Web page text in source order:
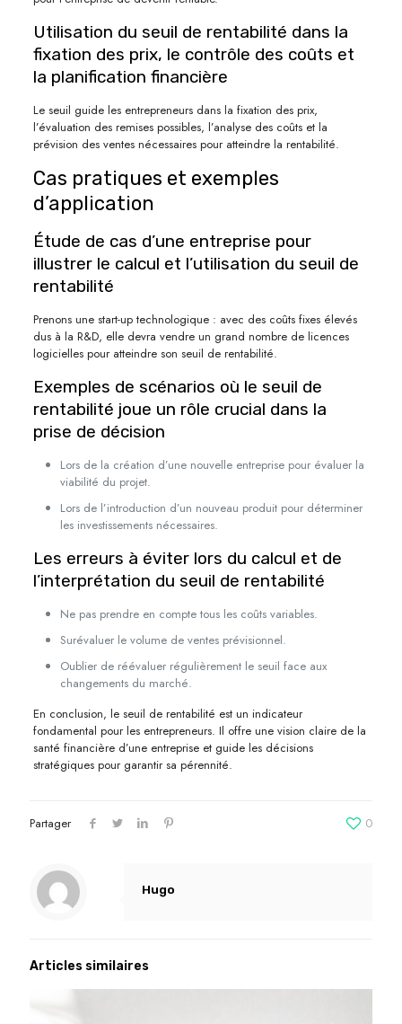
Utilisation du seuil de rentabilité dans la
fixation des prix, le contrôle des coûts et
la planification financière
Le seuil guide les entrepreneurs dans la fixation des prix,
l’évaluation des remises possibles, l’analyse des coûts et la
prévision des ventes nécessaires pour atteindre la rentabilité.
Cas pratiques et exemples
d’application
Étude de cas d’une entreprise pour
illustrer le calcul et l’utilisation du seuil de
rentabilité
Prenons une start-up technologique : avec des coûts fixes élevés
dus à la R&D, elle devra vendre un grand nombre de licences
logicielles pour atteindre son seuil de rentabilité.
Exemples de scénarios où le seuil de
rentabilité joue un rôle crucial dans la
prise de décision
Lors de la création d’une nouvelle entreprise pour évaluer la
viabilité du projet.
Lors de l’introduction d’un nouveau produit pour déterminer
les investissements nécessaires.
Les erreurs à éviter lors du calcul et de
l’interprétation du seuil de rentabilité
Ne pas prendre en compte tous les coûts variables.
Surévaluer le volume de ventes prévisionnel.
Oublier de réévaluer régulièrement le seuil face aux
changements du marché.
En conclusion, le seuil de rentabilité est un indicateur
fondamental pour les entrepreneurs. Il offre une vision claire de la
santé financière d’une entreprise et guide les décisions
stratégiques pour garantir sa pérennité.
Partager 0
Hugo
Articles similaires